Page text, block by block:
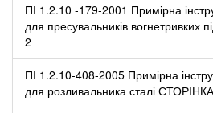
ПІ 1.2.10 -179-2001 Примірна
для пресувальників вогнетривких
2
ПІ 1.2.10-408-2005 Примірна
для розливальника сталі